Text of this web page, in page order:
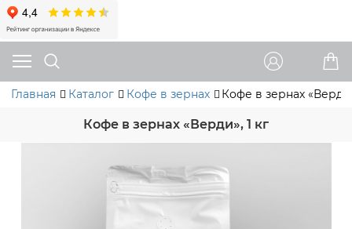
Главная Каталог Кофе в зернах Кофе в зернах
Кофе в зернах «Верди», 1 кг